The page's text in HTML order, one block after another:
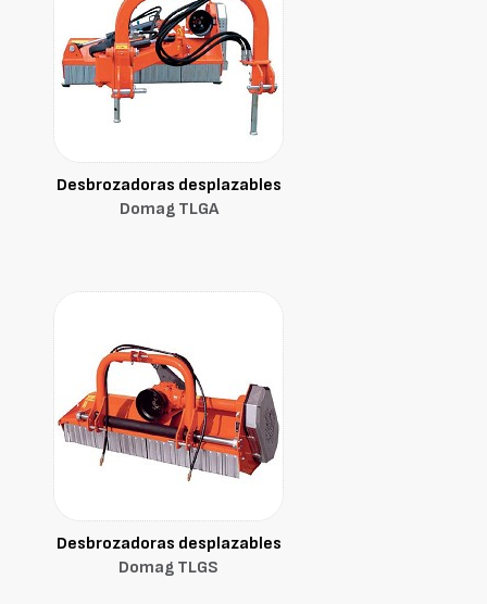
Desbrozadoras desplazables
Domag TLGA
Desbrozadoras desplazables
Domag TLGS